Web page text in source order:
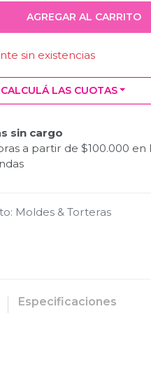
AGREGAR AL CARRITO
sin existencias
CALCULÁ LAS CUOTAS
sin cargo
a partir de $100.000 en
: Moldes & Torteras
Especificaciones